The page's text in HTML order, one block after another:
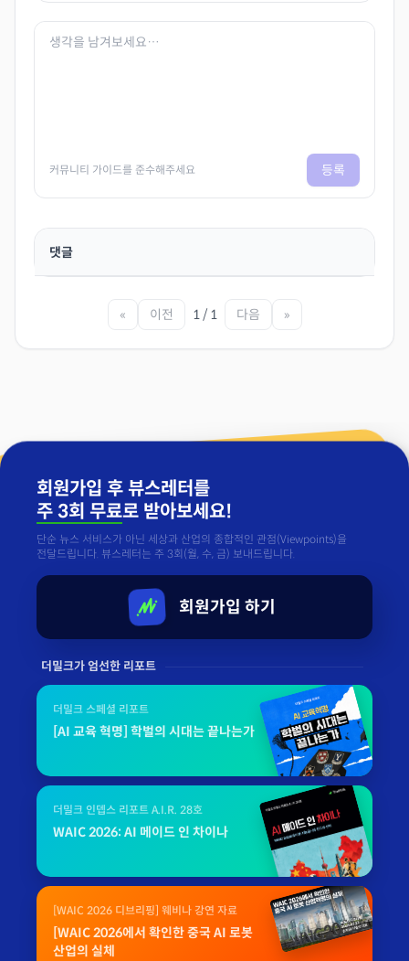
커뮤니티 가이드를 준수해주세요 등록
댓글
« 이전 1 / 1 다음 »
회원가입 후 뷰스레터를
주 3회 무료로 받아보세요!
단순 뉴스 서비스가 아닌 세상과 산업의 종합적인 관점(Viewpoints)을
전달드립니다. 뷰스레터는 주 3회(월, 수, 금) 보내드립니다.
회원가입 하기
더밀크가 엄선한 리포트
더밀크 스페셜 리포트
[AI 교육 혁명] 학벌의 시대는 끝나는가
더밀크 인뎁스 리포트 A.I.R. 28호
WAIC 2026: AI 메이드 인 차이나
[WAIC 2026 디브리핑] 웨비나 강연 자료
[WAIC 2026에서 확인한 중국 AI 로봇
산업의 실체